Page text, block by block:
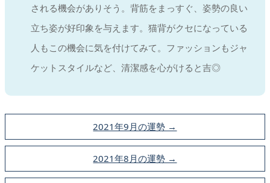
される機会がありそう。背筋をまっすぐ、姿勢の良い
立ち姿が好印象を与えます。猫背がクセになっている
人もこの機会に気を付けてみて。ファッションもジャ
ケットスタイルなど、清潔感を心がけると吉◎
2021年9月の運勢 →
2021年8月の運勢 →